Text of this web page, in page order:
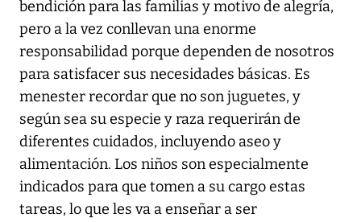
bendición para las familias y motivo de alegría,
pero a la vez conllevan una enorme
responsabilidad porque dependen de nosotros
para satisfacer sus necesidades básicas. Es
menester recordar que no son juguetes, y
según sea su especie y raza requerirán de
diferentes cuidados, incluyendo aseo y
alimentación. Los niños son especialmente
indicados para que tomen a su cargo estas
tareas, lo que les va a enseñar a ser